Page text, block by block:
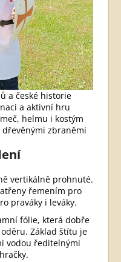
a české historie
a aktivní hru
helmu i kostým
zbraněmi
vertikálně prohnuté.
řemením pro
praváky i leváky.
fólie, která dobře
Základ štítu je
vodou ředitelnými